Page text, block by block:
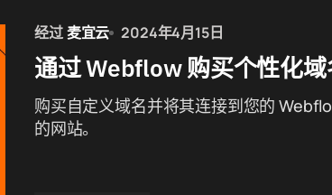
经过麦宜云 2024年4月15日
通过 Webflow 购买个性化域
购买自定义域名并将其连接到您的
的网站。